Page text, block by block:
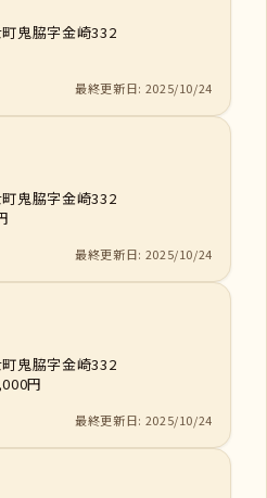
鬼脇字金崎332
最終更新日: 2025/10/24
鬼脇字金崎332
最終更新日: 2025/10/24
鬼脇字金崎332
円
最終更新日: 2025/10/24